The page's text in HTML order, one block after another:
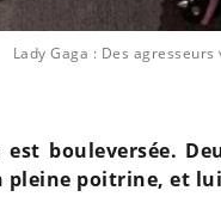
Lady Gaga : Des
est bouleversée.
pleine poitrine, et